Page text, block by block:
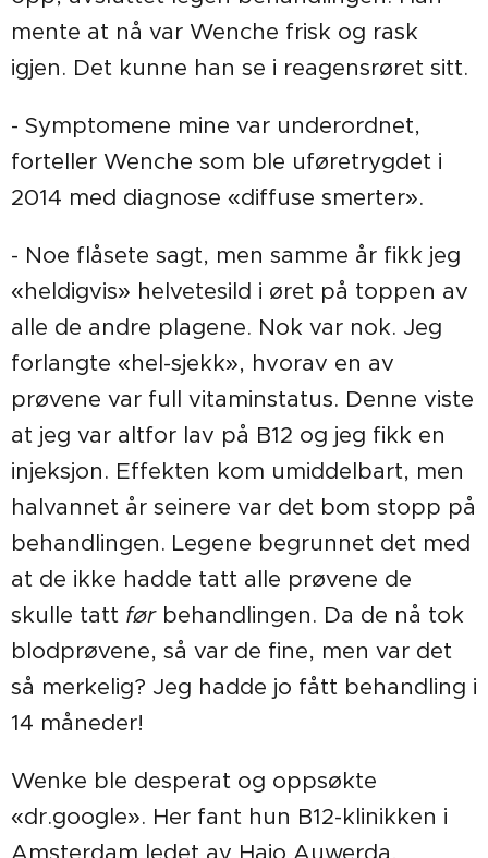
mente at nå var Wenche frisk og rask
igjen. Det kunne han se i reagensrøret sitt.
- Symptomene mine var underordnet,
forteller Wenche som ble uføretrygdet i
2014 med diagnose «diffuse smerter».
- Noe flåsete sagt, men samme år fikk jeg
«heldigvis» helvetesild i øret på toppen av
alle de andre plagene. Nok var nok. Jeg
forlangte «hel-sjekk», hvorav en av
prøvene var full vitaminstatus. Denne viste
at jeg var altfor lav på B12 og jeg fikk en
injeksjon. Effekten kom umiddelbart, men
halvannet år seinere var det bom stopp på
behandlingen. Legene begrunnet det med
at de ikke hadde tatt alle prøvene de
skulle tatt førbehandlingen. Da de nå tok
blodprøvene, så var de fine, men var det
så merkelig? Jeg hadde jo fått behandling i
14 måneder!
Wenke ble desperat og oppsøkte
«dr.google». Her fant hun B12-klinikken i
Amsterdam ledet av Hajo Auwerda,